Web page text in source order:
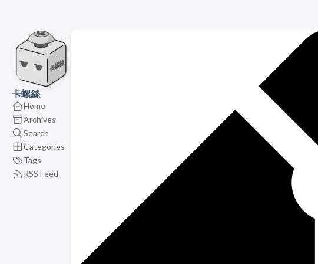
卡螺絲
Home
Archives
Search
Categories
Tags
RSS Feed